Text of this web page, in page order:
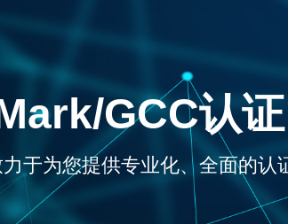
GCC认证
于为您提供专业化、全面的